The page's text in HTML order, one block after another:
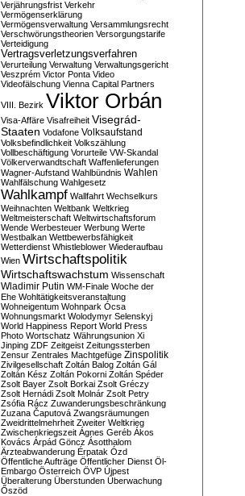
Verjährungsfrist Verkehr
Vermögenserklärung
Vermögensverwaltung Versammlungsrecht
Verschwörungstheorien Versorgungstarife
Verteidigung
Vertragsverletzungsverfahren
Verurteilung Verwaltung Verwaltungsgericht
Veszprém Victor Ponta Video
Videofälschung Vienna Capital Partners
VIII. Bezirk Viktor Orbán
Visa-Affäre Visafreiheit Visegrád-
Staaten Vodafone Volksaufstand
Volksbefindlichkeit Volkszählung
Vollbeschäftigung Vorurteile VW-Skandal
Völkerverwandtschaft Waffenlieferungen
Wagner-Aufstand Wahlbündnis Wahlen
Wahlfälschung Wahlgesetz
Wahlkampf Wallfahrt Wechselkurs
Weihnachten Weltbank Weltkrieg
Weltmeisterschaft Weltwirtschaftsforum
Wende Werbesteuer Werbung Werte
Westbalkan Wettbewerbsfähigkeit
Wetterdienst Whistleblower Wiederaufbau
Wien Wirtschaftspolitik
Wirtschaftswachstum Wissenschaft
Wladimir Putin WM-Finale Woche der
Ehe Wohltätigkeitsveranstaltung
Wohneigentum Wohnpark Ócsa
Wohnungsmarkt Wolodymyr Selenskyj
World Happiness Report World Press
Photo Wortschatz Währungsunion Xi
Jinping ZDF Zeitgeist Zeitungssterben
Zensur Zentrales Machtgefüge Zinspolitik
Zivilgesellschaft Zoltán Balog Zoltán Gál
Zoltán Kész Zoltán Pokorni Zoltán Spéder
Zsolt Bayer Zsolt Borkai Zsolt Gréczy
Zsolt Hernádi Zsolt Molnár Zsolt Petry
Zsófia Rácz Zuwanderungsbeschränkung
Zuzana Čaputová Zwangsräumungen
Zweidrittelmehrheit Zweiter Weltkrieg
Zwischenkriegszeit Ágnes Geréb Ákos
Kovács Árpád Göncz Ásotthalom
Ärzteabwanderung Érpatak Ózd
Öffentliche Aufträge Öffentlicher Dienst Öl-
Embargo Österreich ÖVP Újpest
Überalterung Überstunden Überwachung
Őszöd